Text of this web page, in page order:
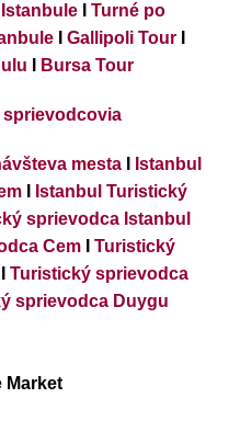
Turné po
Gallipoli Tour
Bursa Tour
sprievodcovia
mesta
Istanbul
I
Istanbul Turistický
sprievodca Istanbul
CemI Turistický
Turistický sprievodca
sprievodca Duygu
Market